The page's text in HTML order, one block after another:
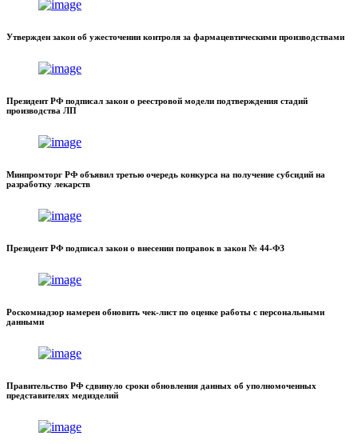
Утвержден закон об ужесточении контроля за фармацевтическими производствами
Президент РФ подписал закон о реестровой модели подтверждения стадий
производства ЛП
Минпромторг РФ объявил третью очередь конкурса на получение субсидий на
разработку лекарств
Президент РФ подписал закон о внесении поправок в закон № 44-ФЗ
Роскомнадзор намерен обновить чек-лист по оценке работы с персональными
данными
Правительство РФ сдвинуло сроки обновления данных об уполномоченных
представителях медизделий